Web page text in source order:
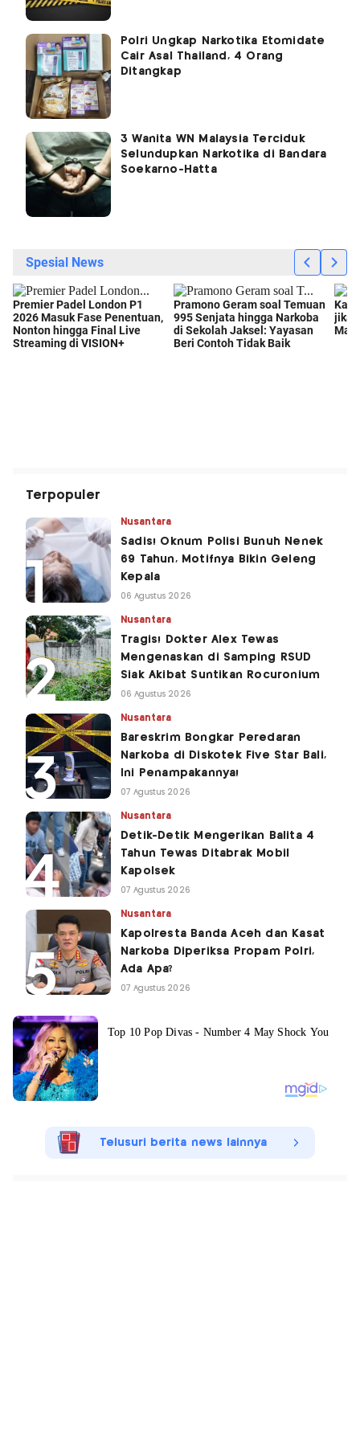
Polri Ungkap Narkotika Etomidate
Cair Asal Thailand, 4 Orang
Ditangkap
3 Wanita WN Malaysia Terciduk
Selundupkan Narkotika di Bandara
Soekarno-Hatta
Terpopuler
Nusantara
Sadis! Oknum Polisi Bunuh Nenek
69 Tahun, Motifnya Bikin Geleng
Kepala
06 Agustus 2026
Nusantara
Tragis! Dokter Alex Tewas
Mengenaskan di Samping RSUD
Siak Akibat Suntikan Rocuronium
06 Agustus 2026
Nusantara
Bareskrim Bongkar Peredaran
Narkoba di Diskotek Five Star Bali,
Ini Penampakannya!
07 Agustus 2026
Nusantara
Detik-Detik Mengerikan Balita 4
Tahun Tewas Ditabrak Mobil
Kapolsek
07 Agustus 2026
Nusantara
Kapolresta Banda Aceh dan Kasat
Narkoba Diperiksa Propam Polri,
Ada Apa?
07 Agustus 2026
Telusuri berita news lainnya